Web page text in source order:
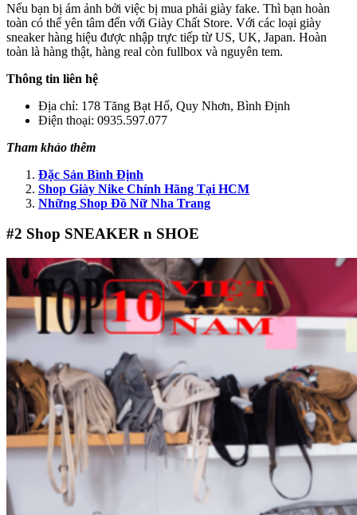
Nếu bạn bị ám ảnh bởi việc bị mua phải giày fake. Thì bạn hoàn
toàn có thể yên tâm đến với Giày Chất Store. Với các loại giày
sneaker hàng hiệu được nhập trực tiếp từ US, UK, Japan. Hoàn
toàn là hàng thật, hàng real còn fullbox và nguyên tem.
Thông tin liên hệ
Địa chỉ: 178 Tăng Bạt Hổ, Quy Nhơn, Bình Định
Điện thoại: 0935.597.077
Tham khảo thêm
Đặc Sản Bình Định
Shop Giày Nike Chính Hãng Tại HCM
Những Shop Đồ Nữ Nha Trang
#2 Shop SNEAKER n SHOE